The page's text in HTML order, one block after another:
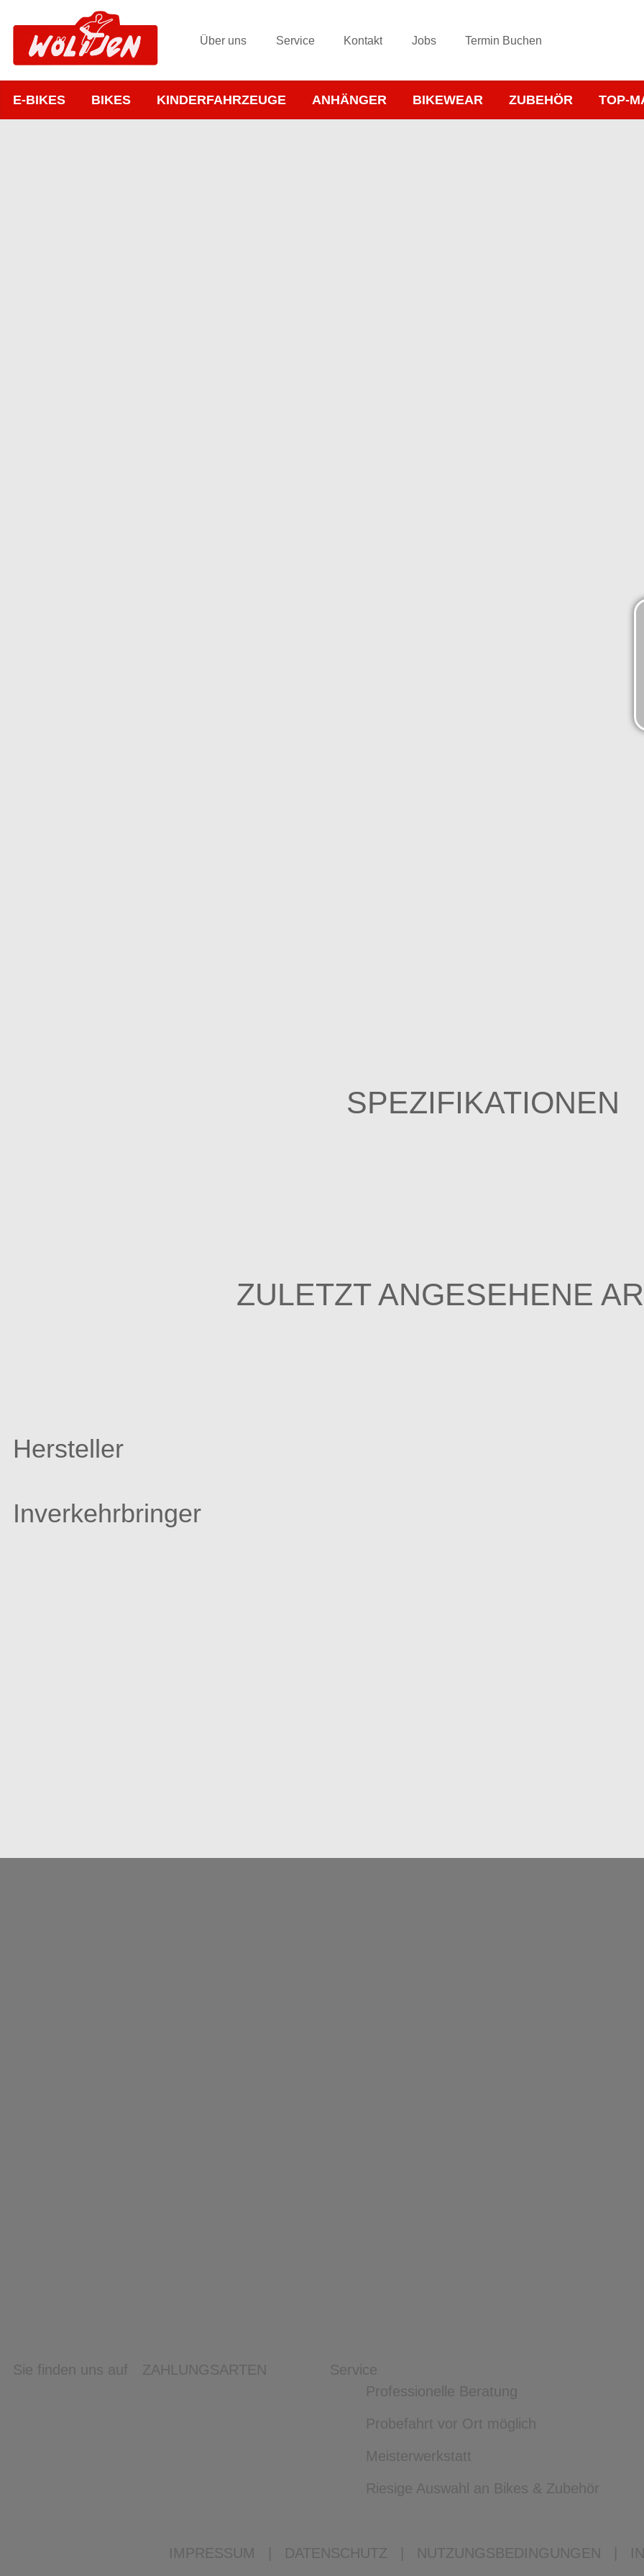
Über uns Service Kontakt Jobs Termin Buchen
E-BIKES BIKES KINDERFAHRZEUGE ANHÄNGER BIKEWEAR ZUBEHÖR TOP-
SPEZIFIKATIONEN
ZULETZT ANGESEHENE
Hersteller
Inverkehrbringer
Sie finden uns auf ZAHLUNGSARTEN
Service
Professionelle Beratung
Probefahrt vor Ort möglich
Meisterwerkstatt
Riesige Auswahl an Bikes & Zubehör
IMPRESSUM DATENSCHUTZ NUTZUNGSBEDINGUNGEN